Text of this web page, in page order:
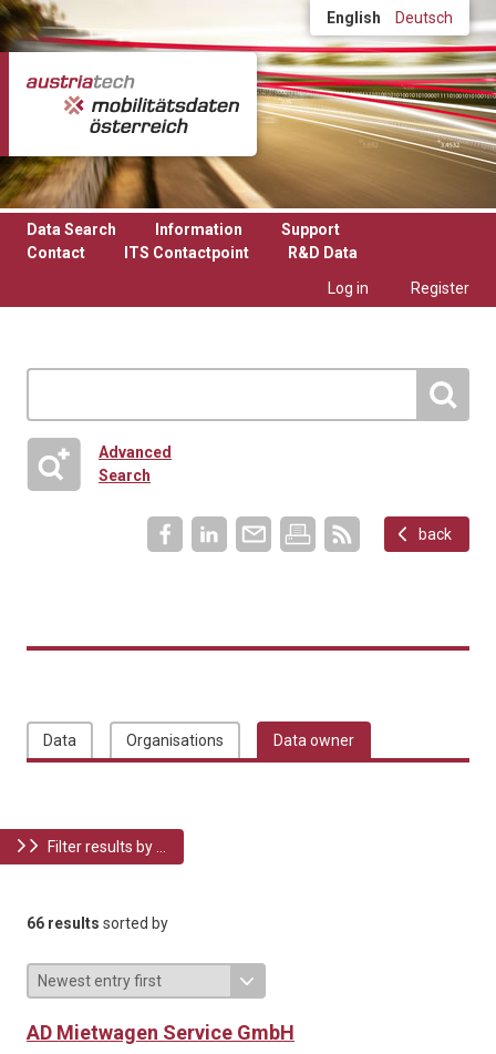
Skip to main content English Deutsch
Data Search Information
Support
Contact
ITS Contactpoint
R&D Data
Log in
Register
Advanced
Search
back
Data Organisations Data owner
Filter results by ...
66 results sorted by
AD Mietwagen Service GmbH